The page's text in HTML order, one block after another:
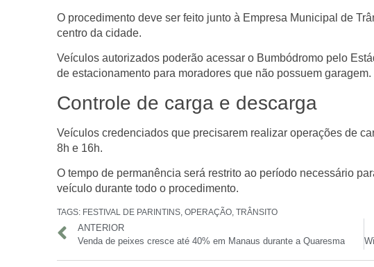
O procedimento deve ser feito junto à Empresa Municipal de
centro da cidade.
Veículos autorizados poderão acessar o Bumbódromo pelo
de estacionamento para moradores que não possuem garagem.
Controle de carga e descarga
Veículos credenciados que precisarem realizar operações de
8h e 16h.
O tempo de permanência será restrito ao período necessário
veículo durante todo o procedimento.
TAGS: FESTIVAL DE PARINTINS, OPERAÇÃO, TRÂNSITO
ANTERIOR
Venda de peixes cresce até 40% em Manaus durante a Quaresma